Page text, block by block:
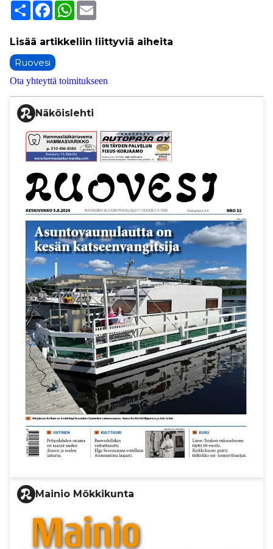
Share FacebookWhatsApp
Ruovesi
Ota yhteyttä toimitukseen
Näköislehti
Mainio Mökkikunta